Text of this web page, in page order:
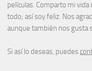
películas. Comparto mi vida
todo; así soy feliz. Nos
aunque también nos gusta
Si así lo deseas, puedes